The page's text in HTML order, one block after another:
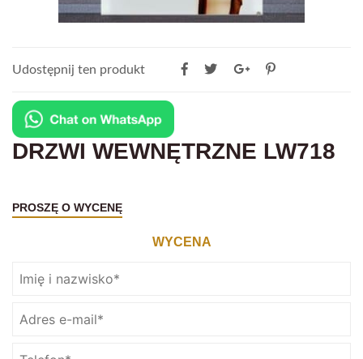
Udostępnij ten produkt
DRZWI WEWNĘTRZNE LW718
PROSZĘ O WYCENĘ
WYCENA